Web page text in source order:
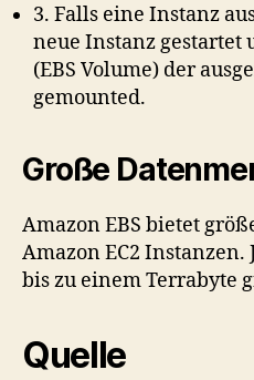
3. Falls eine Instanz
neue Instanz gestartet
(EBS Volume) der
gemounted.
Große
Amazon EBS bietet
Amazon EC2 Instanzen.
bis zu einem Terrabyte
Quelle